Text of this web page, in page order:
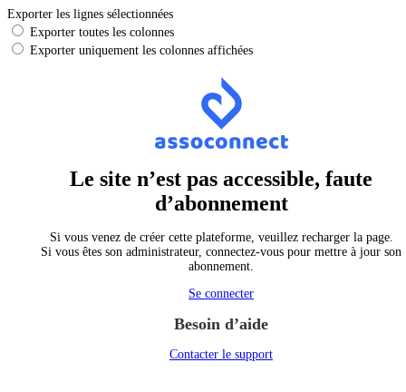
Exporter les lignes sélectionnées
Exporter toutes les colonnes
Exporter uniquement les colonnes affichées
Le site n’est pas accessible, faute
d’abonnement
Si vous venez de créer cette plateforme, veuillez recharger la page.
Si vous êtes son administrateur, connectez-vous pour mettre à jour son
abonnement.
Se connecter
Besoin d’aide
Contacter le support